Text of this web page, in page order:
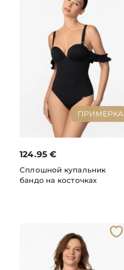
ПРИМЕРКА
124.95 €
Сплошной купальник
бандо на косточках